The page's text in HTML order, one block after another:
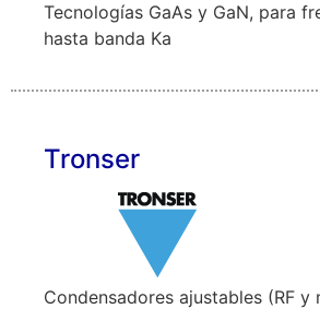
Tecnologías GaAs y GaN, para
hasta banda Ka
Tronser
Condensadores ajustables (RF y